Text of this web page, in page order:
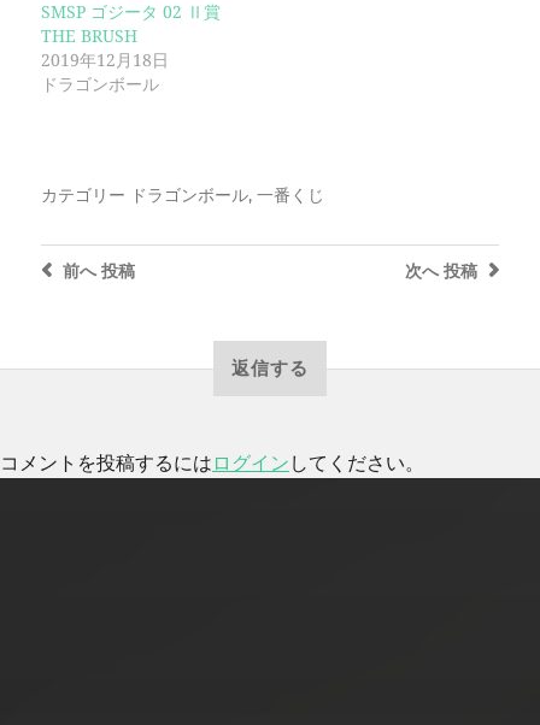
SMSP ゴジータ 02 Ⅱ賞
THE BRUSH
2019年12月18日
ドラゴンボール
カテゴリー ドラゴンボール, 一番くじ
次へ 投稿
前へ投稿
返信する
コメントを投稿するには ログイン してください。